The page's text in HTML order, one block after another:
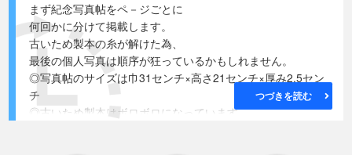
まず紀念写真帖をペ－ジごとに
何回かに分けて掲載します。
古いため製本の糸が解けた為、
最後の個人写真は順序が狂っているかもしれません。
◎写真帖のサイズは巾31センチ×高さ21センチ×厚み2.5セン
チ
◎古いため製本はボロボロになっています。
つづきを読む